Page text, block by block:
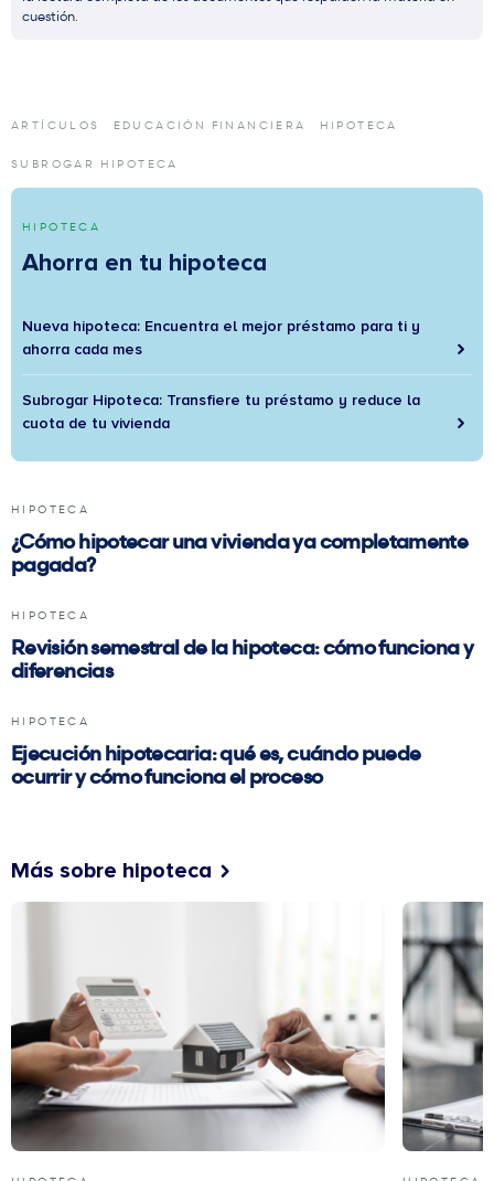
cuestión.
ARTÍCULOS EDUCACIÓN FINANCIERA HIPOTECA
SUBROGAR HIPOTECA
HIPOTECA
Ahorra en tu hipoteca
Nueva hipoteca: Encuentra el mejor préstamo para ti y
ahorra cada mes
Subrogar Hipoteca: Transfiere tu préstamo y reduce la
cuota de tu vivienda
HIPOTECA
¿Cómo hipotecar una vivienda ya completamente
pagada?
HIPOTECA
Revisión semestral de la hipoteca: cómo funciona y
diferencias
HIPOTECA
Ejecución hipotecaria: qué es, cuándo puede
ocurrir y cómo funciona el proceso
Más sobre hipoteca